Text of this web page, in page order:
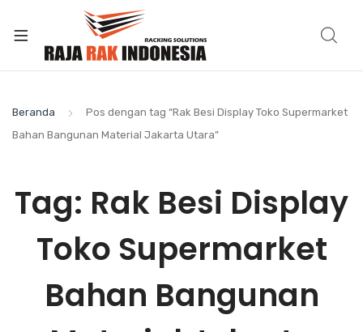
Beranda
Pos dengan tag “Rak Besi Display Toko Supermarket
Bahan Bangunan Material Jakarta Utara”
Tag: Rak Besi Display
Toko Supermarket
Bahan Bangunan